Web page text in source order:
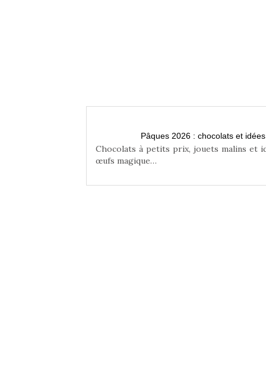
Pâques 2026 : chocolats et
Chocolats à petits prix, jouets malins et
œufs magique…